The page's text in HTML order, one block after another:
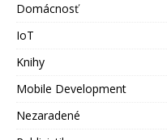
Domácnosť
IoT
Knihy
Mobile Development
Nezaradené